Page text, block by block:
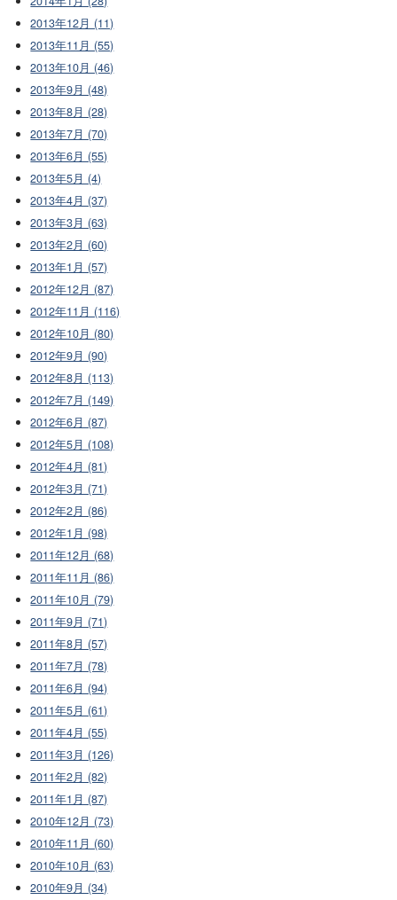
2013年12月 (11)
2013年11月 (55)
2013年10月 (46)
2013年9月 (48)
2013年8月 (28)
2013年7月 (70)
2013年6月 (55)
2013年5月 (4)
2013年4月 (37)
2013年3月 (63)
2013年2月 (60)
2013年1月 (57)
2012年12月 (87)
2012年11月 (116)
2012年10月 (80)
2012年9月 (90)
2012年8月 (113)
2012年7月 (149)
2012年6月 (87)
2012年5月 (108)
2012年4月 (81)
2012年3月 (71)
2012年2月 (86)
2012年1月 (98)
2011年12月 (68)
2011年11月 (86)
2011年10月 (79)
2011年9月 (71)
2011年8月 (57)
2011年7月 (78)
2011年6月 (94)
2011年5月 (61)
2011年4月 (55)
2011年3月 (126)
2011年2月 (82)
2011年1月 (87)
2010年12月 (73)
2010年11月 (60)
2010年10月 (63)
2010年9月 (34)